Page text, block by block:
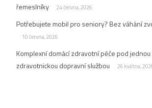
řemeslníky
24 června, 2026
Potřebujete mobil pro seniory? Bez váhání
10 června, 2026
Komplexní domácí zdravotní péče pod
zdravotnickou dopravní službou
26 května,